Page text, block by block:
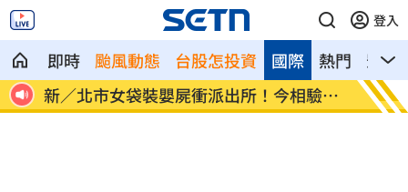
登入
即時 颱風動態 台股怎投資 熱門 影音
國際
出
新／北市女袋裝嬰屍衝派出所！今相驗到
場
詐慈
人